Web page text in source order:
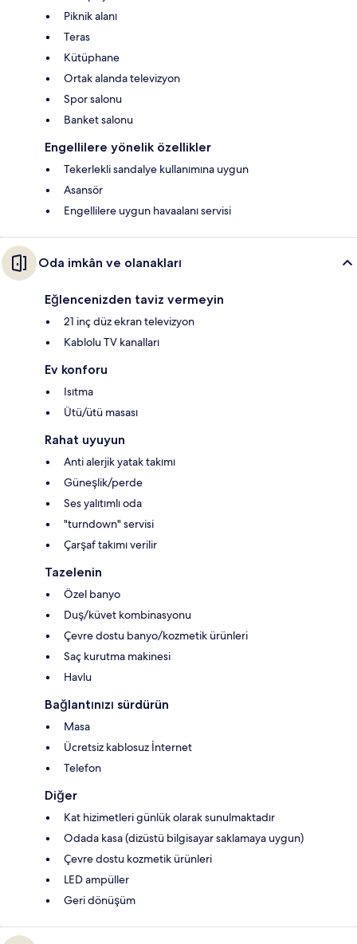
Piknik alanı
Teras
Kütüphane
Ortak alanda televizyon
Spor salonu
Banket salonu
Engellilere yönelik özellikler
Tekerlekli sandalye kullanımına uygun
Asansör
Engellilere uygun havaalanı servisi
Oda imkân ve olanakları
Eğlencenizden taviz vermeyin
21 inç düz ekran televizyon
Kablolu TV kanalları
Ev konforu
Isıtma
Ütü/ütü masası
Rahat uyuyun
Anti alerjik yatak takımı
Güneşlik/perde
Ses yalıtımlı oda
"turndown" servisi
Çarşaf takımı verilir
Tazelenin
Özel banyo
Duş/küvet kombinasyonu
Çevre dostu banyo/kozmetik ürünleri
Saç kurutma makinesi
Havlu
Bağlantınızı sürdürün
Masa
Ücretsiz kablosuz İnternet
Telefon
Diğer
Kat hizimetleri günlük olarak sunulmaktadır
Odada kasa (dizüstü bilgisayar saklamaya uygun)
Çevre dostu kozmetik ürünleri
LED ampüller
Geri dönüşüm